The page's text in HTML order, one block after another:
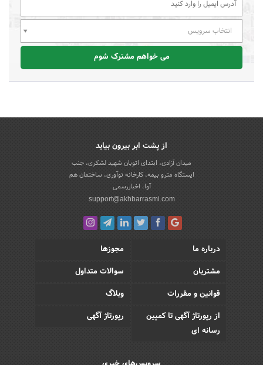
انتخاب سرویس
می خواهم مشترک شوم
از پشت ابر بیرون بیاید
میدان آزادی، ابتدای اتوبان شهید لشکری، جنب
ایستگاه مترو بیمه، کارخانه نوآوری، ساختمان هم
آوا، اخباررسمی
support@akhbarrasmi.com
درباره ما
مجوزها
مشتریان
سوالات متداول
قوانین و مقررات
وبلاگ
از رپورتاژ آگهی تا کمپین
رسانه ای
رپورتاژ آگهی